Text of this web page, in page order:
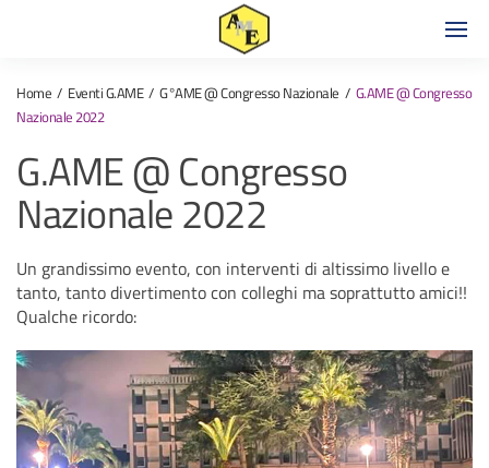
Home Eventi G.AME G°AME @ Congresso Nazionale
G.AME @ Congresso
Nazionale 2022
G.AME @ Congresso
Nazionale 2022
Un grandissimo evento, con interventi di altissimo livello e
tanto, tanto divertimento con colleghi ma soprattutto amici!!
Qualche ricordo: